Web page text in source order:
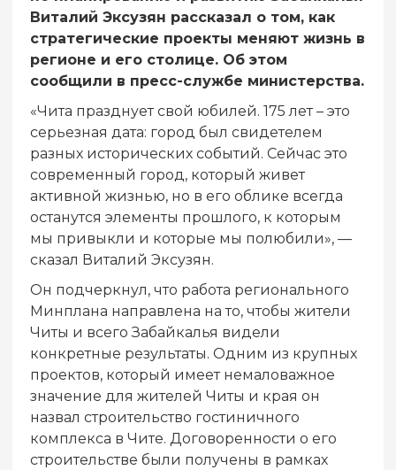
Виталий Эксузян рассказал о том, как
стратегические проекты меняют жизнь в
регионе и его столице. Об этом
сообщили в пресс-службе министерства.
«Чита празднует свой юбилей. 175 лет – это
серьезная дата: город был свидетелем
разных исторических событий. Сейчас это
современный город, который живет
активной жизнью, но в его облике всегда
останутся элементы прошлого, к которым
мы привыкли и которые мы полюбили», —
сказал Виталий Эксузян.
Он подчеркнул, что работа регионального
Минплана направлена на то, чтобы жители
Читы и всего Забайкалья видели
конкретные результаты. Одним из крупных
проектов, который имеет немаловажное
значение для жителей Читы и края он
назвал строительство гостиничного
комплекса в Чите. Договоренности о его
строительстве были получены в рамках